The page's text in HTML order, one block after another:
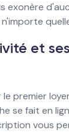
exonère
et
premier
se fait en
vous